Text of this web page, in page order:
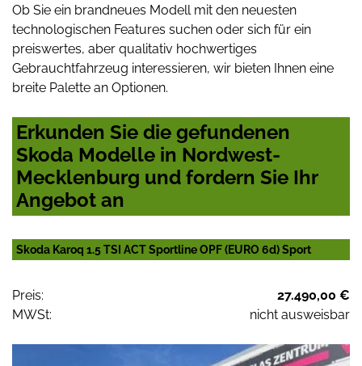
Ob Sie ein brandneues Modell mit den neuesten
technologischen Features suchen oder sich für ein
preiswertes, aber qualitativ hochwertiges
Gebrauchtfahrzeug interessieren, wir bieten Ihnen eine
breite Palette an Optionen.
Erkunden Sie die gefundenen
Skoda Modelle in Nordwest-
Mecklenburg und fordern Sie Ihr
Angebot an
Skoda Karoq 1.5 TSI ACT Sportline OPF (EURO 6d) Sport
Preis:
27.490,00 €
MWSt:
nicht ausweisbar